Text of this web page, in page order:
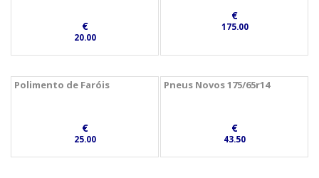
€
20.00
€
175.00
Polimento de Faróis
€
25.00
Pneus Novos 175/65r14
€
43.50